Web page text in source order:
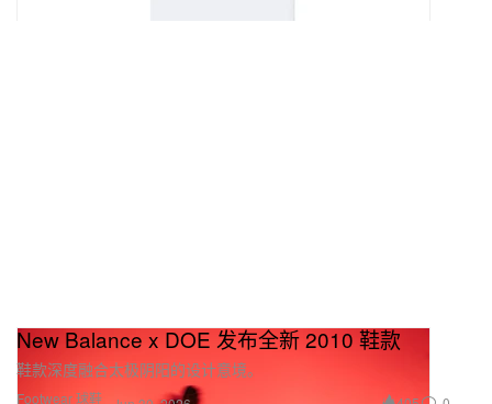
Footwear 球鞋
New Balance x DOE 发布全新 2010 鞋款
鞋款深度融合太极阴阳的设计意境。